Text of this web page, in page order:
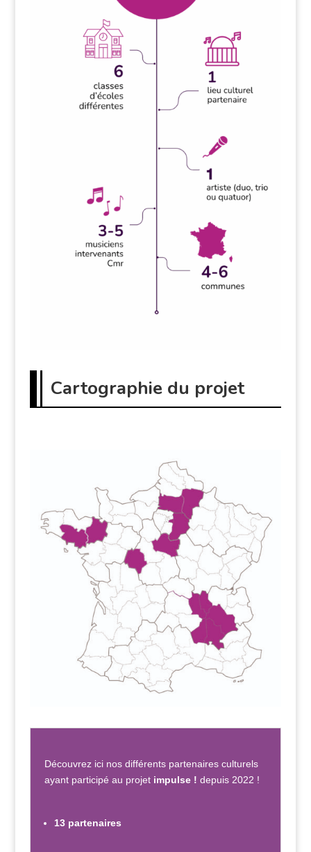
Cartographie du projet
Découvrez ici nos différents partenaires culturels
ayant participé au projet impulse ! depuis 2022 !
13 partenaires